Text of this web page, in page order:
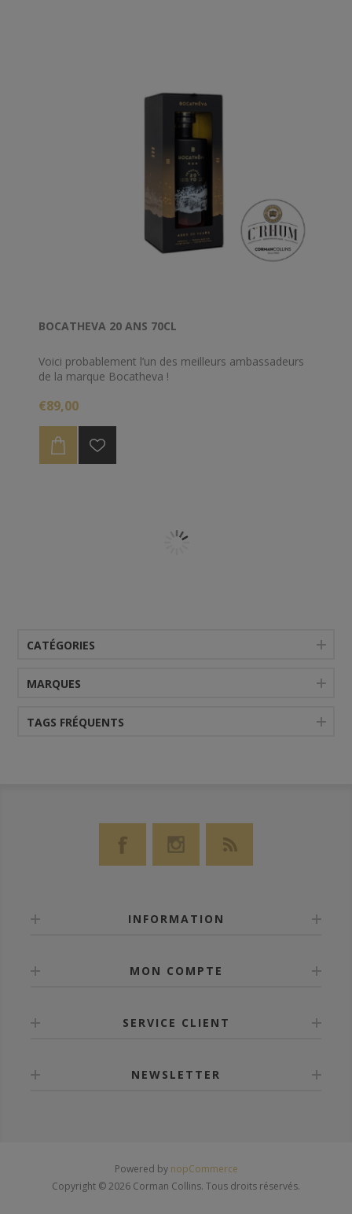
BOCATHEVA 20 ANS 70CL
Voici probablement l’un des meilleurs ambassadeurs
de la marque Bocatheva !
Pendant 20 ans et sous climat tropical, ce rhum de
devoile une palette aromatique profonde entre fruits
secs, épices douces et notes boisées.
€89,00
CATÉGORIES
MARQUES
TAGS FRÉQUENTS
INFORMATION
MON COMPTE
SERVICE CLIENT
NEWSLETTER
Powered by nopCommerce
Copyright © 2026 Corman Collins. Tous droits réservés.